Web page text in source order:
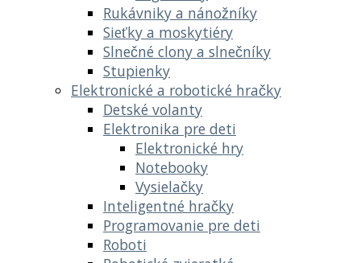
Rukávniky a nánožníky
Sieťky a moskytiéry
Slnečné clony a slnečníky
Stupienky
Elektronické a robotické hračky
Detské volanty
Elektronika pre deti
Elektronické hry
Notebooky
Vysielačky
Inteligentné hračky
Programovanie pre deti
Roboti